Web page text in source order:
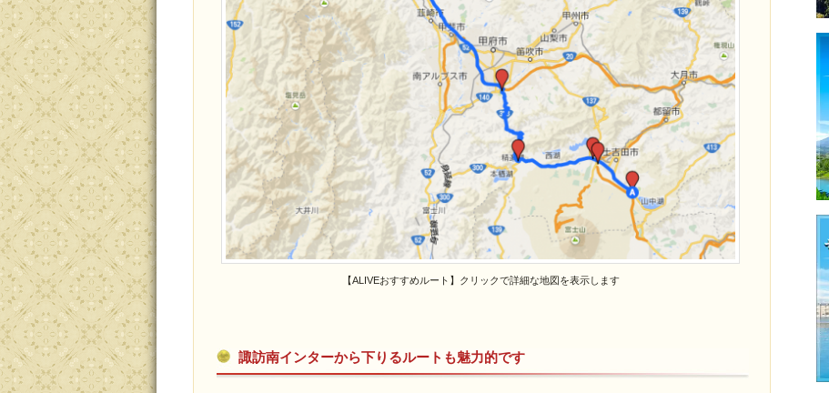
【ALIVEおすすめルート】クリックで詳細な地図を表示します
諏訪南インターから下りるルートも魅力的です